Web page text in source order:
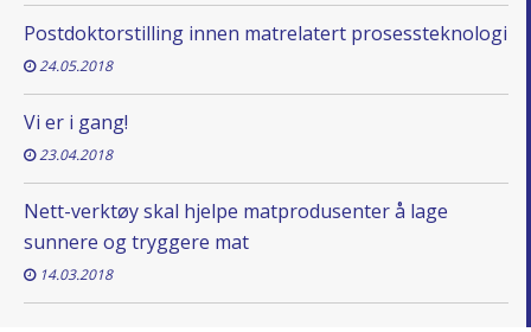
Postdoktorstilling innen matrelatert prosessteknologi
24.05.2018
Vi er i gang!
23.04.2018
Nett-verktøy skal hjelpe matprodusenter å lage
sunnere og tryggere mat
14.03.2018